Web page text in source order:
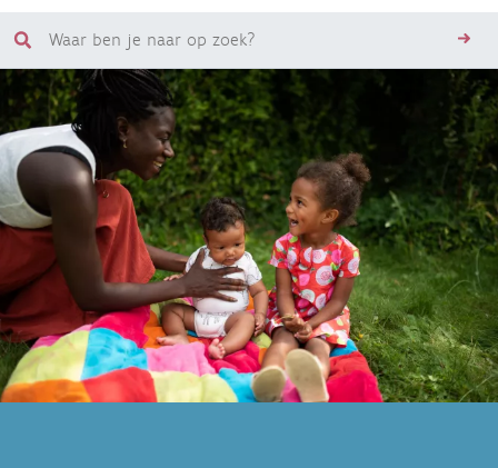
Waar
ben
je
naar
op
zoek?